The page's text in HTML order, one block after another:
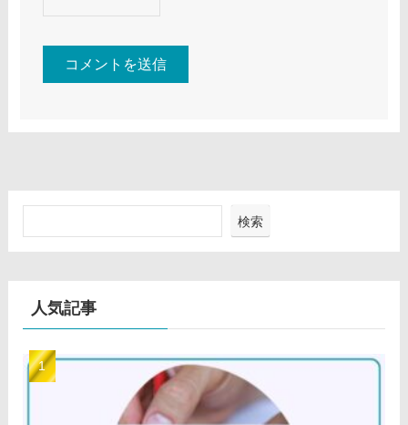
検索
人気記事